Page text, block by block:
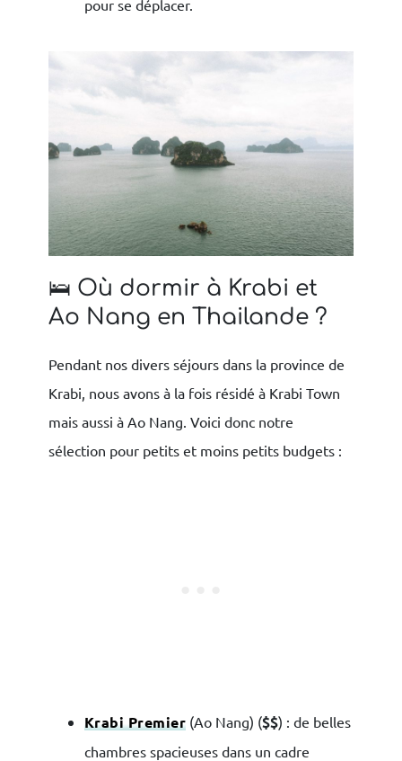
pour se déplacer.
🛌 Où dormir à Krabi et
Ao Nang en Thailande ?
Pendant nos divers séjours dans la province de
Krabi, nous avons à la fois résidé à Krabi Town
mais aussi à Ao Nang. Voici donc notre
sélection pour petits et moins petits budgets :
Krabi Premier (Ao Nang) ($$) : de belles
chambres spacieuses dans un cadre